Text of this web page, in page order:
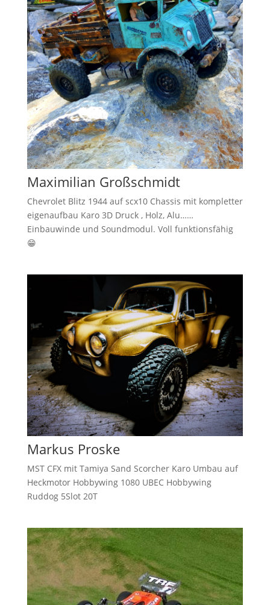
Maximilian Großschmidt
Chevrolet Blitz 1944 auf scx10 Chassis mit kompletter
eigenaufbau Karo 3D Druck , Holz, Alu……
Einbauwinde und Soundmodul. Voll funktionsfähig
😁
Markus Proske
MST CFX mit Tamiya Sand Scorcher Karo Umbau auf
Heckmotor Hobbywing 1080 UBEC Hobbywing
Ruddog 5Slot 20T